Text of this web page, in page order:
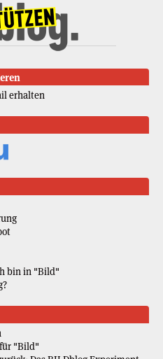
erhalten
bin in "Bild"
"Bild"